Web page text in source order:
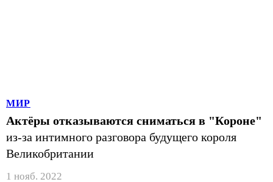
МИР
Актёры отказываются сниматься в "Короне"
из-за интимного разговора будущего короля
Великобритании
1 нояб. 2022